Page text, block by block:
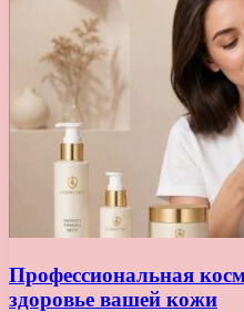
Профессиональная
здоровье вашей кожи